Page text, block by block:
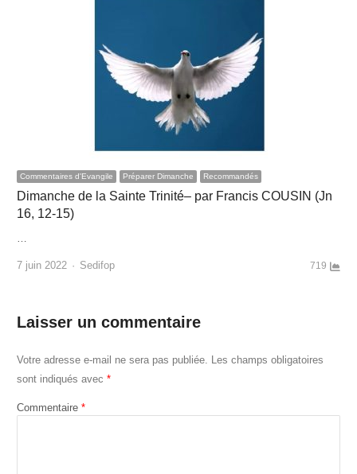
Commentaires d'Evangile Préparer Dimanche Recommandés
Dimanche de la Sainte Trinité– par Francis COUSIN (Jn
16, 12-15)
…
7 juin 2022 Author
Sedifop 719
Laisser un commentaire
Votre adresse e-mail ne sera pas publiée.
Les champs obligatoires
sont indiqués avec *
Commentaire *